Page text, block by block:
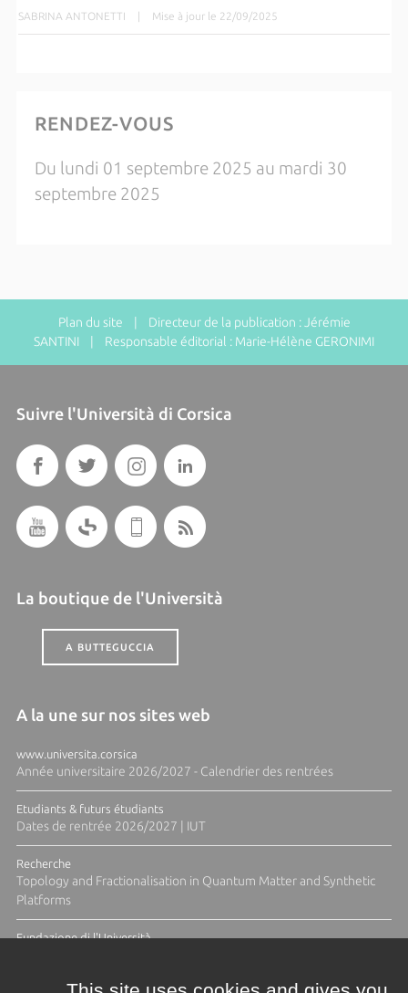
SABRINA ANTONETTI | Mise à jour le 22/09/2025
RENDEZ-VOUS
Du lundi 01 septembre 2025 au mardi 30
septembre 2025
Plan du site | Directeur de la publication : Jérémie
SANTINI | Responsable éditorial : Marie-Hélène GERONIMI
Suivre l'Università di Corsica
La boutique de l'Università
A BUTTEGUCCIA
A la une sur nos sites web
www.universita.corsica
Année universitaire 2026/2027 - Calendrier des rentrées
Etudiants & futurs étudiants
Dates de rentrée 2026/2027 | IUT
Recherche
Topology and Fractionalisation in Quantum Matter and Synthetic
Platforms
Fundazione di l'Università